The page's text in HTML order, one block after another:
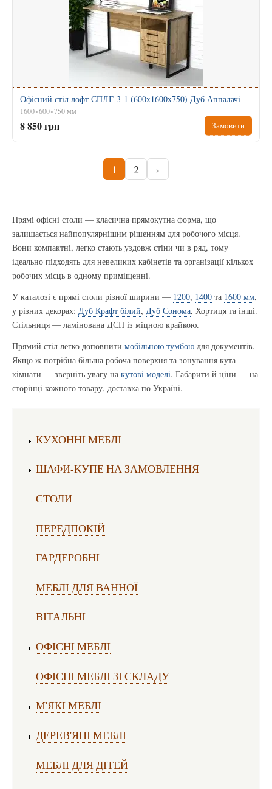
Офісний стіл лофт СПЛГ-3-1 (600x1600x750) Дуб Аппалачі
1600×600×750 мм
8 850 грн Замовити
1 2 ›
Прямі офісні столи — класична прямокутна форма, що
залишається найпопулярнішим рішенням для робочого місця.
Вони компактні, легко стають уздовж стіни чи в ряд, тому
ідеально підходять для невеликих кабінетів та організації кількох
робочих місць в одному приміщенні.
У каталозі є прямі столи різної ширини — 1200, 1400 та 1600 мм,
у різних декорах: Дуб Крафт білий, Дуб Сонома, Хортиця та інші.
Стільниця — ламінована ДСП із міцною крайкою.
Прямий стіл легко доповнити мобільною тумбою для документів.
Якщо ж потрібна більша робоча поверхня та зонування кута
кімнати — зверніть увагу на кутові моделі. Габарити й ціни — на
сторінці кожного товару, доставка по Україні.
КУХОННІ МЕБЛІ
ШАФИ-КУПЕ НА ЗАМОВЛЕННЯ
СТОЛИ
ПЕРЕДПОКІЙ
ГАРДЕРОБНІ
МЕБЛІ ДЛЯ ВАННОЇ
ВІТАЛЬНІ
ОФІСНІ МЕБЛІ
ОФІСНІ МЕБЛІ ЗІ СКЛАДУ
М'ЯКІ МЕБЛІ
ДЕРЕВ'ЯНІ МЕБЛІ
МЕБЛІ ДЛЯ ДІТЕЙ